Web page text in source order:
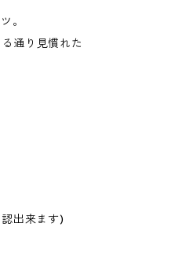
。
通り見慣れた
出来ます)